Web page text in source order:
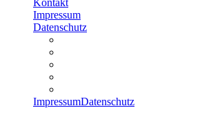
Kontakt
Impressum
Datenschutz
ImpressumDatenschutz